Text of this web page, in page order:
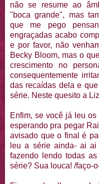
não se resume ao
"boca grande", mas
que me pego
engraçadas acabo
e por favor, não
Becky Bloom, mas o
crescimento no
consequentemente
das recaídas dela e
série. Neste quesito a
Enfim, se você já leu
esperando pra pegar
avisado que o final é
leu a série ainda- ai
fazendo lendo todas
série? Sua louca! /faço-